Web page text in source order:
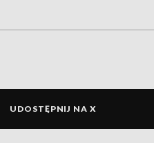
UDOSTĘPNIJ NA X